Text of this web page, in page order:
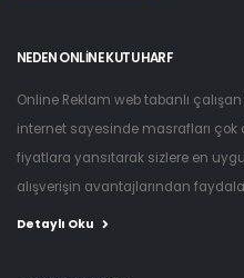
NEDEN ONLINE KUTU HARF
Online Reklam web tabanlı
internet sayesinde masrafları
fiyatlara yansıtarak sizlere en
alışverişin avantajlarından
Detaylı Oku